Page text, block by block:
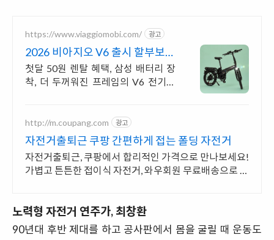
https://www.viaggiomobi.com/ 광고
2026 비아지오 V6 출시 할부보다
가뿐하게 자전거마련
첫달 50원 렌탈 혜택, 삼성 배터리 장
착, 더 두꺼워진 프레임의 V6 전기자
http://m.coupang.com 광고
자전거출퇴근 쿠팡 간편하게 접는 폴딩 자전거
자전거출퇴근, 쿠팡에서 합리적인 가격으로 만나보세요!
가볍고 튼튼한 접이식 자전거, 와우회원 무료배송으로 편
노력형 자전거 연주가, 최창환
90년대 후반 제대를 하고 공사판에서 몸을 굴릴 때 운동도